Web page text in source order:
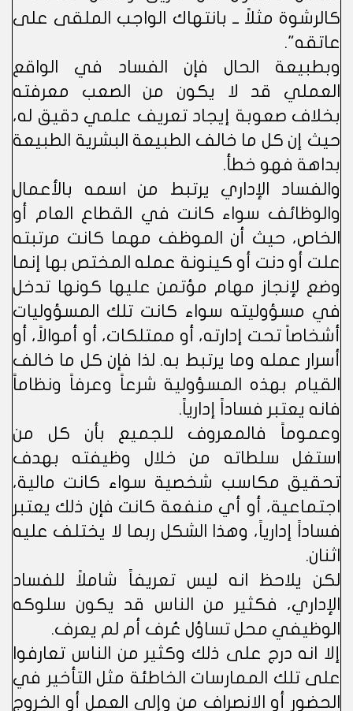
كالرشوة مثلاً ــ بانتهاك الواجب الملقى على
عاتقه".
وبطبيعة الحال فإن الفساد في الواقع
العملي قد لا يكون من الصعب معرفته
بخلاف صعوبة إيجاد تعريف علمي دقيق له،
حيث إن كل ما خالف الطبيعة البشرية الطبيعة
بداهة فهو خطأ.
والفساد الإداري يرتبط من اسمه بالأعمال
والوظائف سواء كانت في القطاع العام أو
الخاص، حيث أن الموظف مهما كانت مرتبته
علت أو دنت أو كينونة عمله المختص بها إنما
وضع لإنجاز مهام مؤتمن عليها كونها تدخل
في مسؤوليته سواء كانت تلك المسؤوليات
أشخاصاً تحت إدارته، أو ممتلكات، أو أموالاً، أو
أسرار عمله وما يرتبط به. لذا فإن كل ما خالف
القيام بهذه المسؤولية شرعاً وعرفاً ونظاماً
فانه يعتبر فساداً إدارياً.
وعموماً فالمعروف للجميع بأن كل من
استغل سلطاته من خلال وظيفته بهدف
تحقيق مكاسب شخصية سواء كانت مالية،
اجتماعية، أو أي منفعة كانت فإن ذلك يعتبر
فساداً إدارياً، وهذا الشكل ربما لا يختلف عليه
اثنان.
لكن يلاحظ انه ليس تعريفاً شاملاً للفساد
الإداري، فكثير من الناس قد يكون سلوكه
الوظيفي محل تساؤل عُرف أم لم يعرف.
إلا انه درج على ذلك وكثير من الناس تعارفوا
على تلك الممارسات الخاطئة مثل التأخير في
الحضور أو الانصراف من وإلى العمل أو الخروج